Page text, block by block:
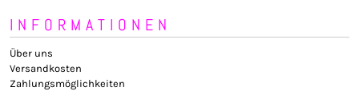
INFORMATIONEN
Über uns
Versandkosten
Zahlungsmöglichkeiten